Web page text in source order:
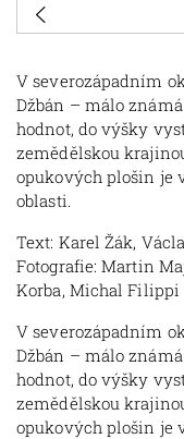
V severozápadním
Džbán – málo
hodnot, do výšky
zemědělskou
opukových plošin je
oblasti.
Text: Karel Žák,
Fotografie: Martin
Korba, Michal Filippi
V severozápadním
Džbán – málo
hodnot, do výšky
zemědělskou
opukových plošin je